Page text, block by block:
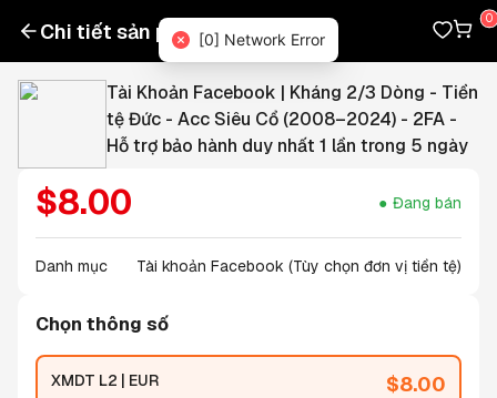
Chi tiết sản phẩm
Tài Khoản Facebook | Kháng 2/3 Dòng - Tiền
tệ Đức - Acc Siêu Cổ (2008–2024) - 2FA -
Hỗ trợ bảo hành duy nhất 1 lần trong 5 ngày
$8.00 Đang bán
Danh mục Tài khoản Facebook (Tùy chọn đơn vị tiền tệ)
Chọn thông số
XMDT L2 | EUR $8.00
[0] Network Error